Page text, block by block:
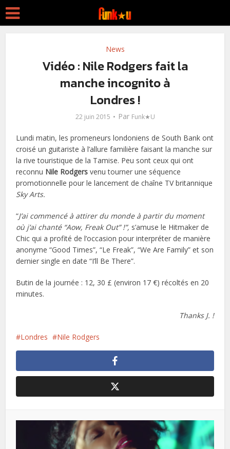
News
Vidéo : Nile Rodgers fait la
manche incognito à
Londres !
22 juin 2015 Par Funk★U
Lundi matin, les promeneurs londoniens de South Bank ont
croisé un guitariste à l’allure familière faisant la manche sur
la rive touristique de la Tamise. Peu sont ceux qui ont
reconnu Nile Rodgers venu tourner une séquence
promotionnelle pour le lancement de chaîne TV britannique
Sky Arts.
“J’ai commencé à attirer du monde à partir du moment
où j’ai chanté “Aow, Freak Out” !”, s’amuse le Hitmaker de
Chic qui a profité de l’occasion pour interpréter de manière
anonyme “Good Times”, “Le Freak”, “We Are Family” et son
dernier single en date “I’ll Be There”.
Butin de la journée : 12, 30 £ (environ 17 €) récoltés en 20
minutes.
Thanks J. !
Londres Nile Rodgers